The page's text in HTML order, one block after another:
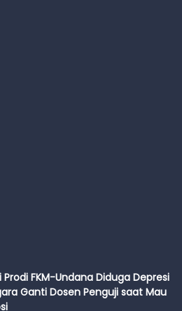
Prodi FKM-Undana Diduga Depresi
Ganti Dosen Penguji saat Mau